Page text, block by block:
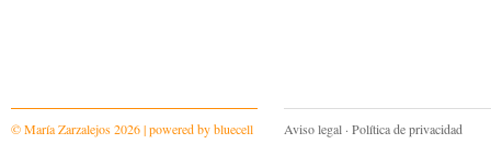
© María Zarzalejos 2026 | powered bybluecell Aviso legal · Política de privacidad